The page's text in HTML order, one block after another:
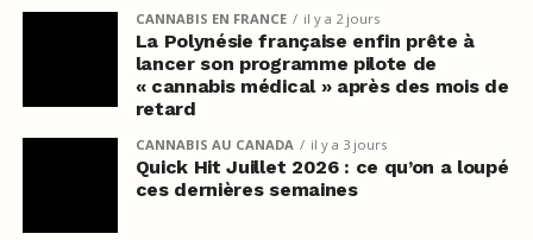
CANNABIS EN FRANCE il y a 2 jours
La Polynésie française enfin prête à
lancer son programme pilote de
« cannabis médical » après des mois de
retard
CANNABIS AU CANADA il y a 3 jours
Quick Hit Juillet 2026 : ce qu’on a loupé
ces dernières semaines